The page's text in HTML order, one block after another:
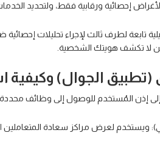
إحصائية ورقابية فقط، ولتحديد
تابعة لطرف ثالث لإجراء تحليلات
لا تكشف هويتك الشخصية.
(تطبيق الجوال) وكيفية
إذن المُستخدم للوصول إلى وظائف
ويستخدم لعرض مراكز سعادة المتعاملين